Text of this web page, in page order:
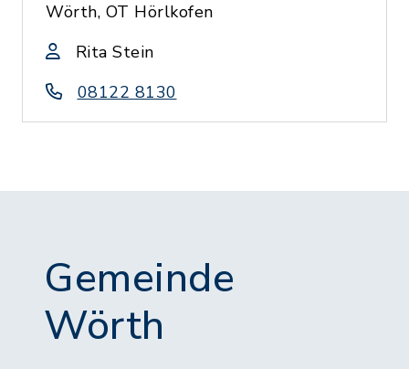
Wörth, OT Hörlkofen
Rita Stein
08122 8130
Gemeinde
Wörth